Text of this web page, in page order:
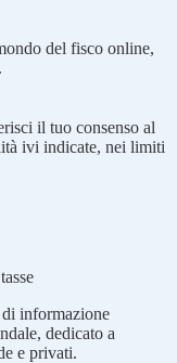
del fisco online,
il tuo consenso al
ivi indicate, nei limiti
informazione
dedicato a
e privati.